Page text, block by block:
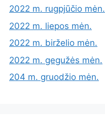
2022 m. rugpjūčio mėn.
2022 m. liepos mėn.
2022 m. birželio mėn.
2022 m. gegužės mėn.
204 m. gruodžio mėn.